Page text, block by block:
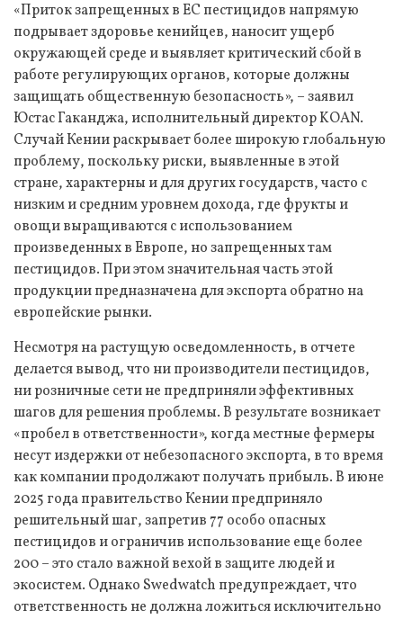
«Приток запрещенных в ЕС пестицидов напрямую
подрывает здоровье кенийцев, наносит ущерб
окружающей среде и выявляет критический сбой в
работе регулирующих органов, которые должны
защищать общественную безопасность», – заявил
Юстас Гаканджа, исполнительный директор KOAN.
Случай Кении раскрывает более широкую глобальную
проблему, поскольку риски, выявленные в этой
стране, характерны и для других государств, часто с
низким и средним уровнем дохода, где фрукты и
овощи выращиваются с использованием
произведенных в Европе, но запрещенных там
пестицидов. При этом значительная часть этой
продукции предназначена для экспорта обратно на
европейские рынки.
Несмотря на растущую осведомленность, в отчете
делается вывод, что ни производители пестицидов,
ни розничные сети не предприняли эффективных
шагов для решения проблемы. В результате возникает
«пробел в ответственности», когда местные фермеры
несут издержки от небезопасного экспорта, в то время
как компании продолжают получать прибыль. В июне
2025 года правительство Кении предприняло
решительный шаг, запретив 77 особо опасных
пестицидов и ограничив использование еще более
200 – это стало важной вехой в защите людей и
экосистем. Однако Swedwatch предупреждает, что
ответственность не должна ложиться исключительно